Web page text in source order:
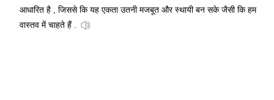
आधारित है , जिससे कि यह एकता उतनी मजबूत और स्थायी बन सके जैसी कि हम
वास्तव में चाहते हैं .